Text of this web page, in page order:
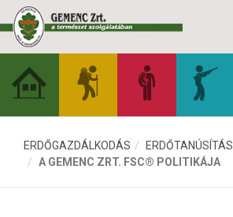
ERDŐGAZDÁLKODÁS
ERDŐTANÚSÍTÁS
A GEMENC ZRT. FSC® POLITIKÁJA